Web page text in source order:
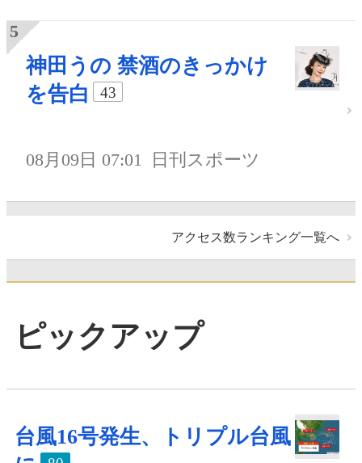
神田うの 禁酒のきっかけ
を告白
43
08月09日 07:01 日刊スポーツ
アクセス数ランキング一覧へ
ピックアップ
台風16号発生、トリプル台風